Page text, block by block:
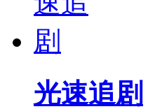
光速追剧